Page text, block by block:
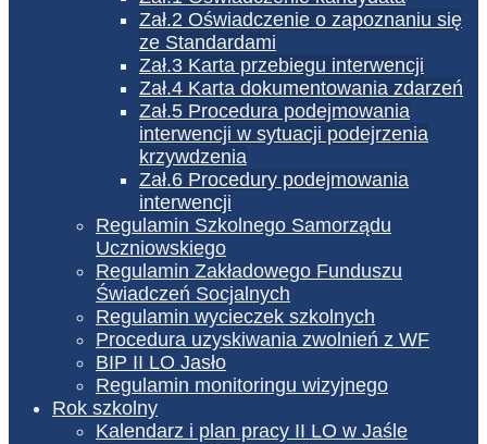
Zał.2 Oświadczenie o zapoznaniu się
ze Standardami
Zał.3 Karta przebiegu interwencji
Zał.4 Karta dokumentowania zdarzeń
Zał.5 Procedura podejmowania
interwencji w sytuacji podejrzenia
krzywdzenia
Zał.6 Procedury podejmowania
interwencji
Regulamin Szkolnego Samorządu
Uczniowskiego
Regulamin Zakładowego Funduszu
Świadczeń Socjalnych
Regulamin wycieczek szkolnych
Procedura uzyskiwania zwolnień z WF
BIP II LO Jasło
Regulamin monitoringu wizyjnego
Rok szkolny
Kalendarz i plan pracy II LO w Jaśle